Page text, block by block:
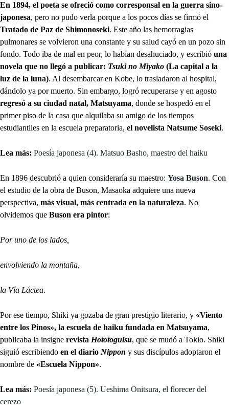
En 1894, el poeta se ofreció como corresponsal en la guerra sino-
japonesa, pero no pudo verla porque a los pocos días se firmó el
Tratado de Paz de Shimonoseki. Este año las hemorragias
pulmonares se volvieron una constante y su salud cayó en un pozo sin
fondo. Todo iba de mal en peor, lo habían desahuciado, y escribió una
novela que no llegó a publicar: Tsuki no Miyako (La capital a la
luz de la luna). Al desembarcar en Kobe, lo trasladaron al hospital,
dándolo ya por muerto. Sin embargo, logró recuperarse y en agosto
regresó a su ciudad natal, Matsuyama, donde se hospedó en el
primer piso de la casa que alquilaba su amigo de los tiempos
estudiantiles en la escuela preparatoria, el novelista Natsume Soseki.
Lea más: Poesía japonesa (4). Matsuo Basho, maestro del haiku
En 1896 descubrió a quien consideraría su maestro: Yosa Buson. Con
el estudio de la obra de Buson, Masaoka adquiere una nueva
perspectiva, más visual, más centrada en la naturaleza. No
olvidemos que Buson era pintor:
Por uno de los lados,
envolviendo la montaña,
la Vía Láctea.
Por ese tiempo, Shiki ya gozaba de gran prestigio literario, y «Viento
entre los Pinos», la escuela de haiku fundada en Matsuyama,
publicaba la insigne revista Hototoguisu, que se mudó a Tokio. Shiki
siguió escribiendo en el diario Nippon y sus discípulos adoptaron el
nombre de «Escuela Nippon».
Lea más: Poesía japonesa (5). Ueshima Onitsura, el florecer del
cerezo